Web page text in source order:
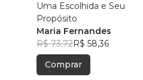
Uma Escolhida e Seu
Propósito
Maria Fernandes
R$ 73,72R$ 58,36
Comprar